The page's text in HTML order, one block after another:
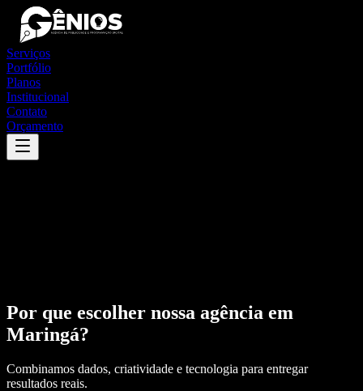
Serviços
Portfólio
Planos
Institucional
Contato
Orçamento
Por que escolher nossa agência em
Maringá?
Combinamos dados, criatividade e tecnologia para entregar
resultados reais.